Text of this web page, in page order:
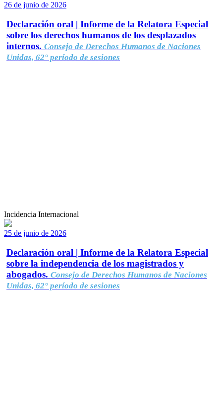
26 de junio de 2026
Declaración oral | Informe de la Relatora Especial
sobre los derechos humanos de los desplazados
internos. Consejo de Derechos Humanos de Naciones
Unidas, 62° período de sesiones
Incidencia Internacional
25 de junio de 2026
Declaración oral | Informe de la Relatora Especial
sobre la independencia de los magistrados y
abogados. Consejo de Derechos Humanos de Naciones
Unidas, 62° período de sesiones